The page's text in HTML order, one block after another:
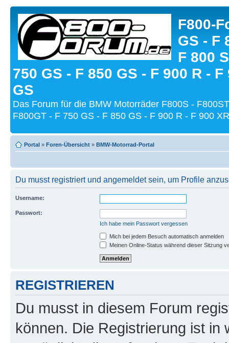
F800-
GS - F
F 800
750 GS - F 850 GS - F 900 R - F
GS
Das Forum für die BMW Motorräder F800S -
F800GT - F 750 GS - F 850 GS - F 900 R - F 900
Portal » Foren-Übersicht » BMW-Motorrad-Portal
Du musst registriert und angemeldet sein, um Profile
Username:
Passwort:
Ich habe mein Passwort vergessen
Mich bei jedem Besuch automatisch anmelden
Meinen Online-Status während dieser Sitzung
REGISTRIEREN
Du musst in diesem Forum
können. Die Registrierung ist in